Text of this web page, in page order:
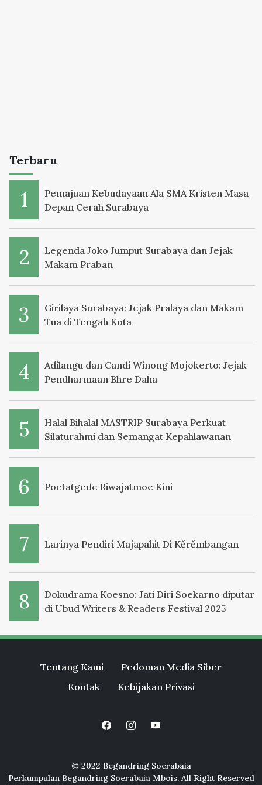
Terbaru
Pemajuan Kebudayaan Ala SMA Kristen Masa
Depan Cerah Surabaya
Legenda Joko Jumput Surabaya dan Jejak
Makam Praban
Girilaya Surabaya: Jejak Pralaya dan Makam
Tua di Tengah Kota
Adilangu dan Candi Winong Mojokerto: Jejak
Pendharmaan Bhre Daha
Halal Bihalal MASTRIP Surabaya Perkuat
Silaturahmi dan Semangat Kepahlawanan
Poetatgede Riwajatmoe Kini
Larinya Pendiri Majapahit Di Kěrěmbangan
Dokudrama Koesno: Jati Diri Soekarno diputar
di Ubud Writers & Readers Festival 2025
Tentang Kami
Pedoman Media Siber
Kontak
Kebijakan Privasi
© 2022 Begandring Soerabaia
Perkumpulan Begandring Soerabaia Mbois. All Right Reserved